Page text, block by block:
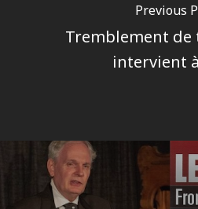
Previous
Tremblement de
intervient